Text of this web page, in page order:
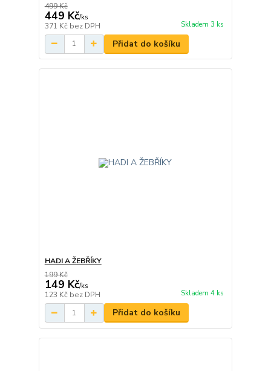
499 Kč
449 Kč/ks
371 Kč bez DPH Skladem 3 ks
Přidat do košíku
HADI A ŽEBŘÍKY
199 Kč
149 Kč/ks
123 Kč bez DPH Skladem 4 ks
Přidat do košíku